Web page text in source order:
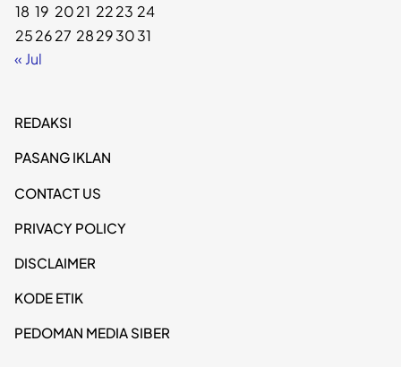
18 19 2021 2223 24
252627 28293031
« Jul
REDAKSI
PASANG IKLAN
CONTACT US
PRIVACY POLICY
DISCLAIMER
KODE ETIK
PEDOMAN MEDIA SIBER